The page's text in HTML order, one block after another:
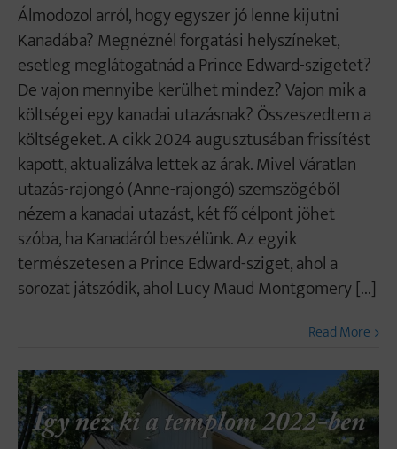
Álmodozol arról, hogy egyszer jó lenne kijutni
Kanadába? Megnéznél forgatási helyszíneket,
esetleg meglátogatnád a Prince Edward-szigetet?
De vajon mennyibe kerülhet mindez? Vajon mik a
költségei egy kanadai utazásnak? Összeszedtem a
költségeket. A cikk 2024 augusztusában frissítést
kapott, aktualizálva lettek az árak. Mivel Váratlan
utazás-rajongó (Anne-rajongó) szemszögéből
nézem a kanadai utazást, két fő célpont jöhet
szóba, ha Kanadáról beszélünk. Az egyik
természetesen a Prince Edward-sziget, ahol a
sorozat játszódik, ahol Lucy Maud Montgomery [...]
Read More